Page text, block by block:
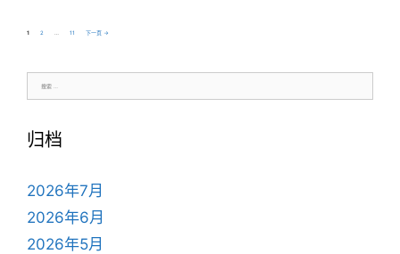
页1
页2
页
11 下一页 →
索：
归档
2026年7月
2026年6月
2026年5月